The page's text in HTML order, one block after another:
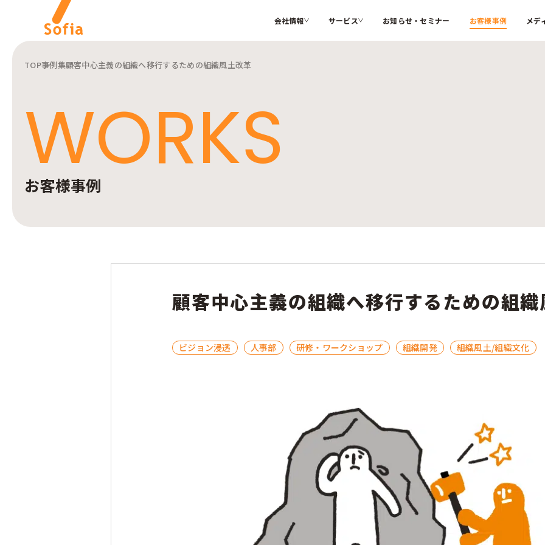
会社情報
株式会社ソフィアについて
ご紹介します。
サービス
インターナルコミュニケー
ションを軸とした私たちの
サービスをご紹介します。
お知らせ・セミナー お客様事例 メデ
部門
デジタル／情報システム 事業部
検索する
TOP事例集顧客中心主義の組織へ移行するための組織風土改革
WORKS
お客様事例
顧客中心主義の組織へ移行するための組
ビジョン浸透 人事部 研修・ワークショップ 組織開発 組織風土/組織文化